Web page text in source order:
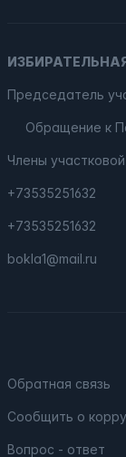
Председатель
Обращение к
Члены
+73535251632
+73535251632
bokla1@mail.ru
Обратная связь
Сообщить о
Вопрос - ответ